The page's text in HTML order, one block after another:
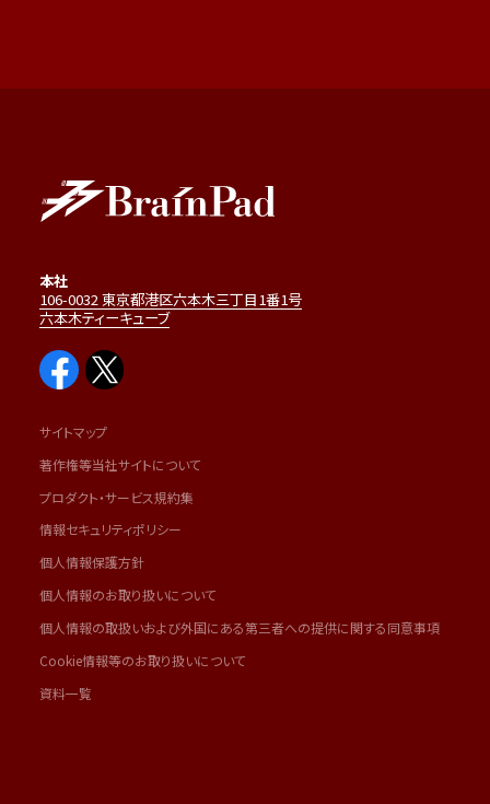
本社
106-0032 東京都港区六本木三丁目1番1号
六本木ティーキューブ
サイトマップ
著作権等当社サイトについて
プロダクト・サービス規約集
情報セキュリティポリシー
個人情報保護方針
個人情報のお取り扱いについて
個人情報の取扱いおよび外国にある第三者への提供に関する同意事項
Cookie情報等のお取り扱いについて
資料一覧